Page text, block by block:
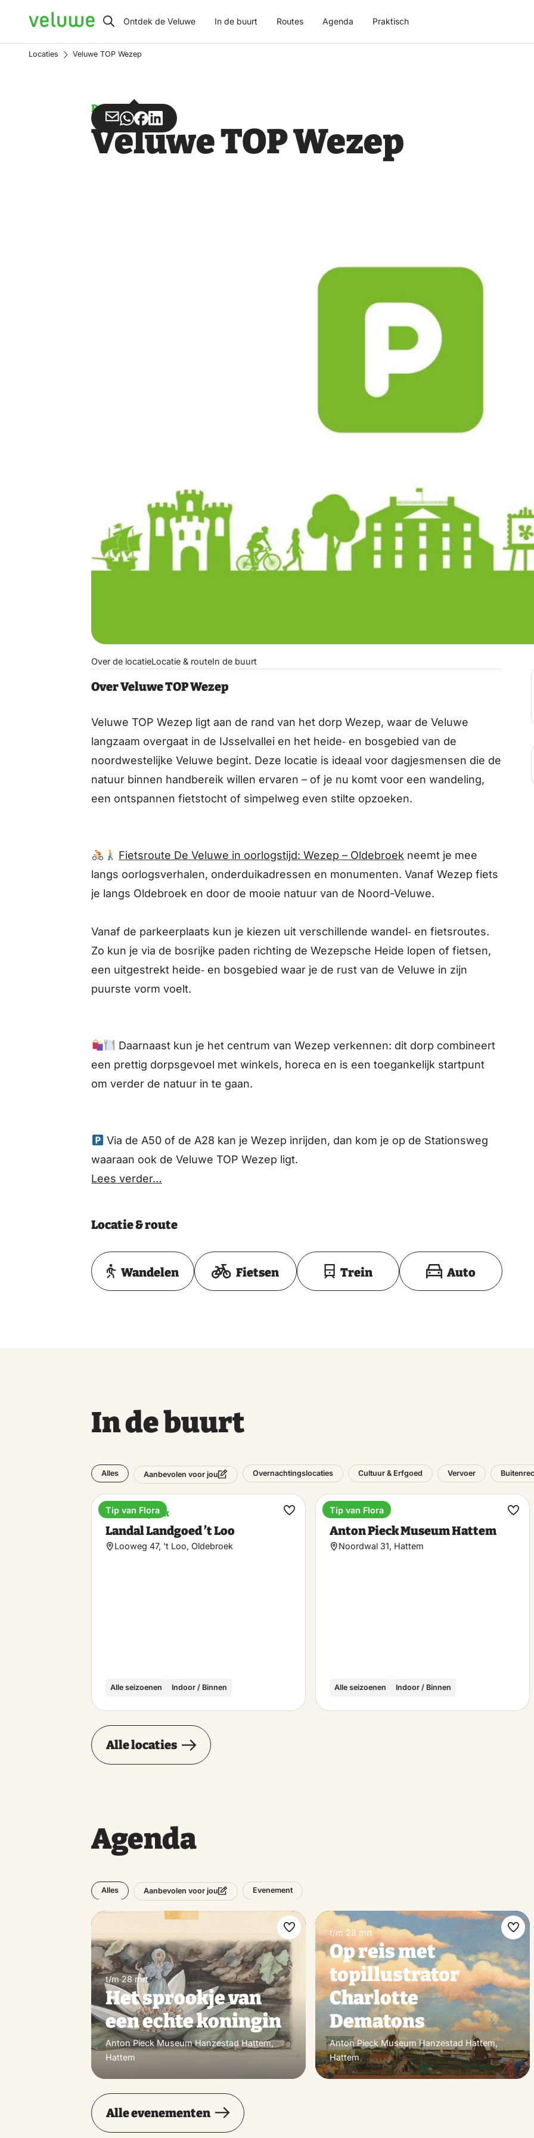
Veluwe Ontdek de Veluwe In de buurt Routes Agenda Praktisch
Locaties Veluwe TOP Wezep
Parkeren
Deel
via
Deel
via
Deel
op
Deel
op
Veluwe TOP Wezep
Over de locatieLocatie & routeIn de buurt
Over Veluwe TOP Wezep
Veluwe TOP Wezep ligt aan de rand van het dorp Wezep, waar de Veluwe
langzaam overgaat in de IJsselvallei en het heide‑ en bosgebied van de
noordwestelijke Veluwe begint. Deze locatie is ideaal voor dagjesmensen die de
natuur binnen handbereik willen ervaren – of je nu komt voor een wandeling,
een ontspannen fietstocht of simpelweg even stilte opzoeken.
Fietsroute De Veluwe in oorlogstijd: Wezep – Oldebroek neemt je mee
langs oorlogsverhalen, onderduikadressen en monumenten. Vanaf Wezep fiets
je langs Oldebroek en door de mooie natuur van de Noord-Veluwe.
Vanaf de parkeerplaats kun je kiezen uit verschillende wandel‑ en fietsroutes.
Zo kun je via de bosrijke paden richting de Wezepsche Heide lopen of fietsen,
een uitgestrekt heide‑ en bosgebied waar je de rust van de Veluwe in zijn
puurste vorm voelt.
Daarnaast kun je het centrum van Wezep verkennen: dit dorp combineert
een prettig dorpsgevoel met winkels, horeca en is een toegankelijk startpunt
om verder de natuur in te gaan.
Via de A50 of de A28 kan je Wezep inrijden, dan kom je op de Stationsweg
waaraan ook de Veluwe TOP Wezep ligt.
Lees verder…
Locatie & route
Toon op kaart
Wandelen Fietsen Trein Auto
In de buurt
Alles Aanbevolen voor jou Overnachtingslocaties Cultuur & Erfgoed Vervoer
Vakantiepark
Landal Landgoed ’t Loo
Looweg 47, 't Loo, Oldebroek
Alle seizoenen Indoor / Binnen
Tip van Flora
Maak
Museum
Anton Pieck Museum Hattem
Noordwal 31, Hattem
Alle seizoenen Indoor / Binnen
Tip van Flora
Maak
Alle locaties
Agenda
Alles Aanbevolen voor jou Evenement
t/m 28 mrt
Het sprookje van
een echte koningin
Anton Pieck Museum Hanzestad Hattem,
Hattem
Maak
favoriet
t/m 28 mrt
Op reis met
topillustrator
Charlotte
Dematons
Anton Pieck Museum Hanzestad Hattem,
Hattem
Maak
Alle evenementen